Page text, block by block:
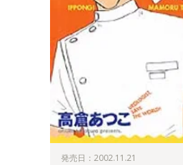
発売日：2002.11.21